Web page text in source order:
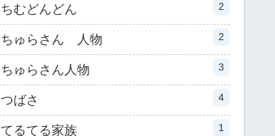
ちむどんどん 2
ちゅらさん 人物 2
ちゅらさん人物 3
つばさ 4
てるてる家族 1